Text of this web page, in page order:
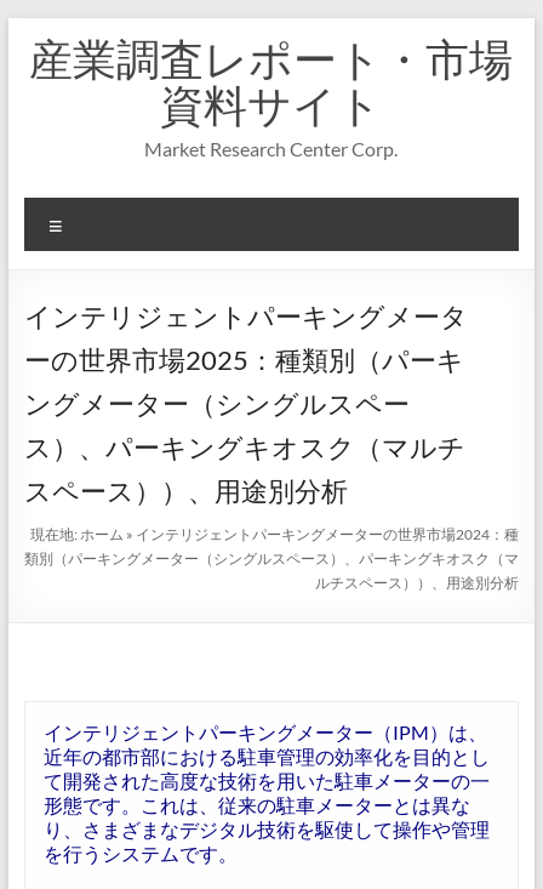
キ
プ
産業調査レポート・市場
資料サイト
Market Research Center Corp.
ニ
ー
インテリジェントパーキングメータ
ーの世界市場2025：種類別（パーキ
ングメーター（シングルスペー
ス）、パーキングキオスク（マルチ
スペース））、用途別分析
現在地:ホーム » インテリジェントパーキングメーターの世界市場2024：種
類別（パーキングメーター（シングルスペース）、パーキングキオスク（マ
ルチスペース））、用途別分析
インテリジェントパーキングメーター（IPM）は、
近年の都市部における駐車管理の効率化を目的とし
て開発された高度な技術を用いた駐車メーターの一
形態です。これは、従来の駐車メーターとは異な
り、さまざまなデジタル技術を駆使して操作や管理
を行うシステムです。